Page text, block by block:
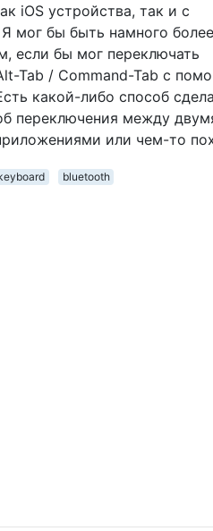
iOS устройства, так и с
Я мог бы быть намного более
если бы мог переключать
Tab / Command-Tab с
какой-либо способ
переключения между
или чем-то
bluetooth